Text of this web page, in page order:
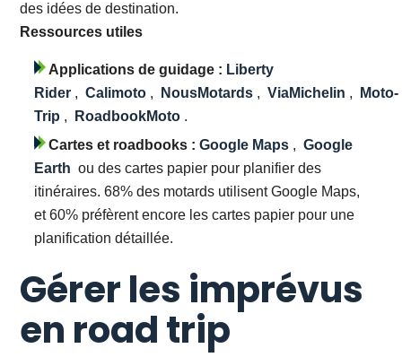
des idées de destination.
Ressources utiles
Applications de guidage : Liberty
Rider , Calimoto , NousMotards , ViaMichelin ,
Moto-
Trip , RoadbookMoto .
Cartes et roadbooks : Google Maps , Google
Earth ou des cartes papier pour planifier des
itinéraires. 68% des motards utilisent Google Maps,
et 60% préfèrent encore les cartes papier pour une
planification détaillée.
Gérer les imprévus
en road trip